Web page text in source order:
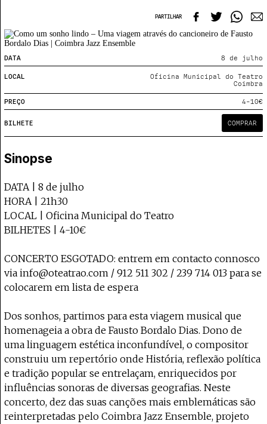
Contactar
Política de privacidade - App
PARTILHAR
DATA 8 de julho
LOCAL
Oficina Municipal do Teatro
Coimbra
PREÇO 4-10€
BILHETE COMPRAR
Sinopse
DATA | 8 de julho
HORA | 21h30
LOCAL | Oficina Municipal do Teatro
BILHETES | 4-10€
CONCERTO ESGOTADO: entrem em contacto connosco
via info@oteatrao.com / 912 511 302 / 239 714 013 para se
colocarem em lista de espera
Dos sonhos, partimos para esta viagem musical que
homenageia a obra de Fausto Bordalo Dias. Dono de
uma linguagem estética inconfundível, o compositor
construiu um repertório onde História, reflexão política
e tradição popular se entrelaçam, enriquecidos por
influências sonoras de diversas geografias. Neste
concerto, dez das suas canções mais emblemáticas são
reinterpretadas pelo Coimbra Jazz Ensemble, projeto